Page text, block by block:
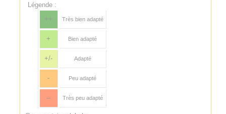
Légende :
++
Très bien adapté
+ Bien adapté
+/- Adapté
- Peu adapté
-- Très peu adapté